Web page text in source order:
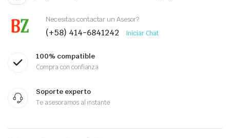
Necesitas contactar un Asesor?
(+58) 414-6841242 Iniciar Chat
100% compatible
Compra con confianza
Soporte experto
Te asesoramos al instante